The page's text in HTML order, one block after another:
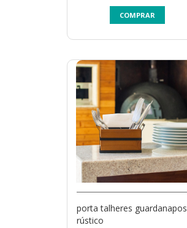
COMPRAR
porta talheres guardanapos
rústico